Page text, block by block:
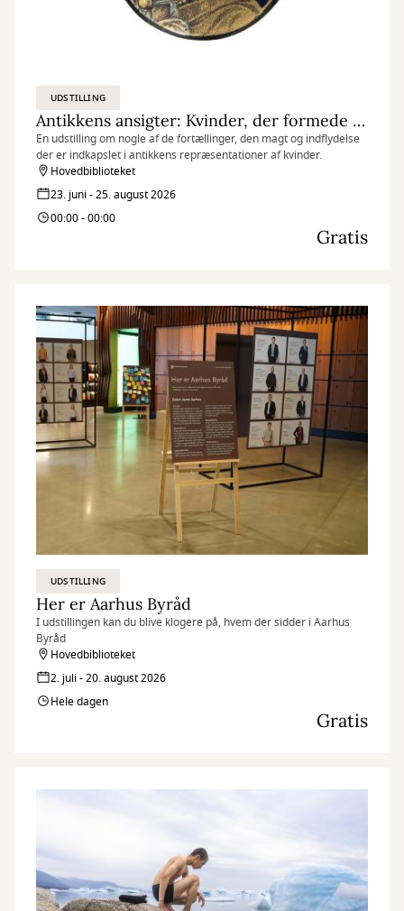
UDSTILLING
Antikkens ansigter: Kvinder, der formede deres verden
En udstilling om nogle af de fortællinger, den magt og indflydelse
der er indkapslet i antikkens repræsentationer af kvinder.
Hovedbiblioteket
23. juni - 25. august 2026
00:00 - 00:00
Gratis
UDSTILLING
Her er Aarhus Byråd
I udstillingen kan du blive klogere på, hvem der sidder i Aarhus
Byråd
Hovedbiblioteket
2. juli - 20. august 2026
Hele dagen
Gratis